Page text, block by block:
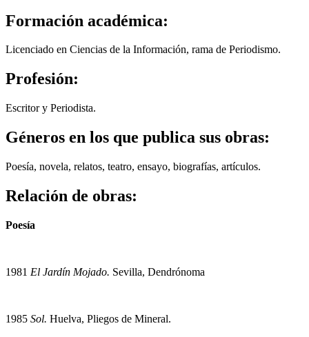
Formación académica:
Licenciado en Ciencias de la Información, rama de Periodismo.
Profesión:
Escritor y Periodista.
Géneros en los que publica sus obras:
Poesía, novela, relatos, teatro, ensayo, biografías, artículos.
Relación de obras:
Poesía
1981 El Jardín Mojado. Sevilla, Dendrónoma
1985 Sol. Huelva, Pliegos de Mineral.